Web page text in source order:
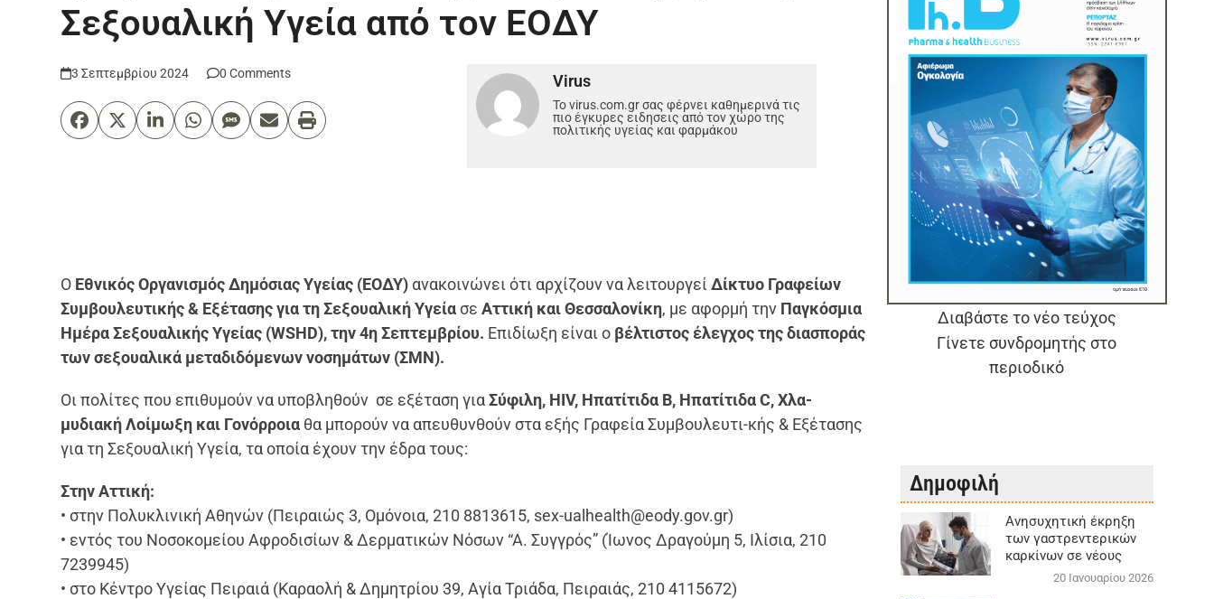
Σεξουαλική Υγεία από τον ΕΟΔΥ
3 Σεπτεμβρίου 2024 0 Comments Virus
Το virus.com.gr σας φέρνει καθημερινά τις
πιο έγκυρες ειδησεις από τον χώρο της
πολιτικής υγείας και φαρμάκου
Ο Εθνικός Οργανισμός Δημόσιας Υγείας (ΕΟΔΥ) ανακοινώνει ότι αρχίζουν να λειτουργείΔίκτυο Γραφείων
Συμβουλευτικής & Εξέτασης για τη Σεξουαλική Υγεία σε Αττική και Θεσσαλονίκη, με αφορμή την Παγκόσμια
Ημέρα Σεξουαλικής Υγείας (WSHD), την 4η Σεπτεμβρίου. Επιδίωξη είναι ο βέλτιστος έλεγχος της διασποράς
των σεξουαλικά μεταδιδόμενων νοσημάτων (ΣΜΝ).
Οι πολίτες που επιθυμούν να υποβληθούν σε εξέταση γιαΣύφιλη, HIV, Ηπατίτιδα B, Ηπατίτιδα C, Χλα-
μυδιακή Λοίμωξη και Γονόρροια θα μπορούν να απευθυνθούν στα εξής Γραφεία Συμβουλευτι-κής & Εξέτασης
για τη Σεξουαλική Υγεία, τα οποία έχουν την έδρα τους:
Στην Αττική:
• στην Πολυκλινική Αθηνών (Πειραιώς 3, Ομόνοια, 210 8813615, sex-ualhealth@eody.gov.gr)
• εντός του Νοσοκομείου Αφροδισίων & Δερματικών Νόσων “Α. Συγγρός” (Ίωνος Δραγούμη 5, Ιλίσια, 210
7239945)
• στο Κέντρο Υγείας Πειραιά (Καραολή & Δημητρίου 39, Αγία Τριάδα, Πειραιάς, 210 4115672)
Διαβάστε το νέο τεύχος
Γίνετε συνδρομητής στο
περιοδικό
Δημοφιλή
Aνησυχητική έκρηξη
των γαστρεντερικών
καρκίνων σε νέους
20 Ιανουαρίου 2026